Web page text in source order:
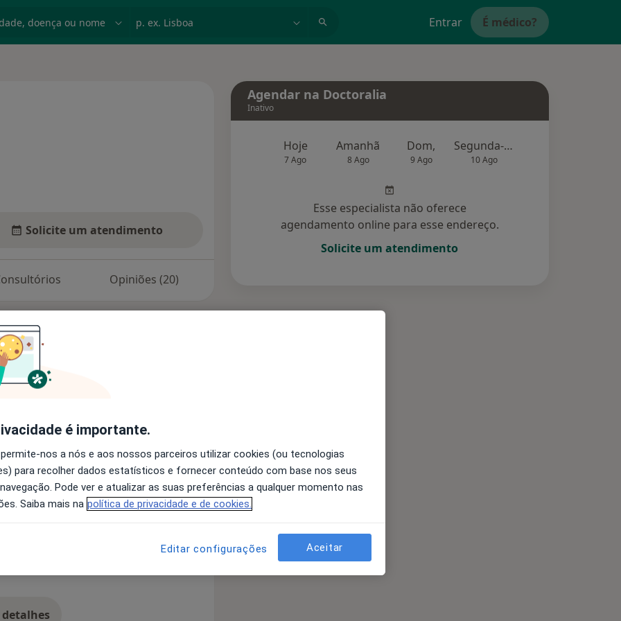
Entrar É médico?
Solicite um atendimento
Opiniões (20)
Universidade Potiguar -
regulamentada pela
Cédula Profissional nº 23152.
psicoterapeuta de orientação
adolescentes, adultos e idosos,
para o exercício da sua
Ansiedade, Transtornos de
Síndrome do pânico,
do comportamento, isolamento
busque um atendimento
Personalidade
Compulsivo
Agendar na Doctoralia
Inativo
Hoje
7 Ago
Amanhã
8 Ago
Dom,
9 Ago
Segunda-feira
10 Ago
Esse especialista não oferece
agendamento online para esse endereço.
Solicite um atendimento
é importante.
nos a nós e aos nossos parceiros utilizar cookies (ou tecnologias
para recolher dados estatísticos e fornecer conteúdo com base nos seus
Pode ver e atualizar as suas preferências a qualquer momento nas
Saiba mais na política de privacidade e de cookies.
Editar configurações Aceitar